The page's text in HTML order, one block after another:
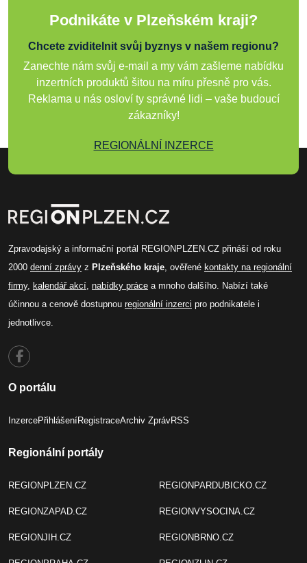
Podnikáte v Plzeňském kraji?
Chcete zviditelnit svůj byznys v našem regionu?
Zanechte nám svůj e-mail a my vám zašleme nabídku
inzertních produktů šitou na míru přesně pro vás.
Reklama u nás osloví ty správné lidi – vaše budoucí
zákazníky!
REGIONÁLNÍ INZERCE
Zpravodajský a informační portál REGIONPLZEN.CZ přináší od roku
2000 denní zprávy z Plzeňského kraje, ověřené kontakty na regionální
firmy, kalendář akcí, nabídky práce a mnoho dalšího. Nabízí také
účinnou a cenově dostupnou regionální inzerci pro podnikatele i
jednotlivce.
O portálu
InzercePřihlášeníRegistraceArchiv ZprávRSS
Regionální portály
REGIONPLZEN.CZ
REGIONZAPAD.CZ
REGIONJIH.CZ
REGIONPARDUBICKO.CZ
REGIONVYSOCINA.CZ
REGIONBRNO.CZ